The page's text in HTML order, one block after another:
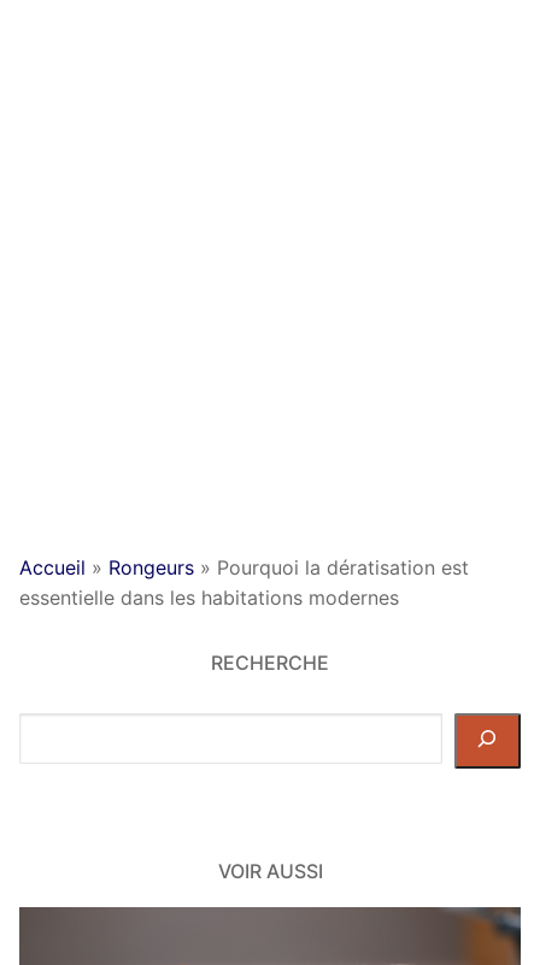
Accueil » Rongeurs » Pourquoi la dératisation est
essentielle dans les habitations modernes
RECHERCHE
dans
VOIR AUSSI